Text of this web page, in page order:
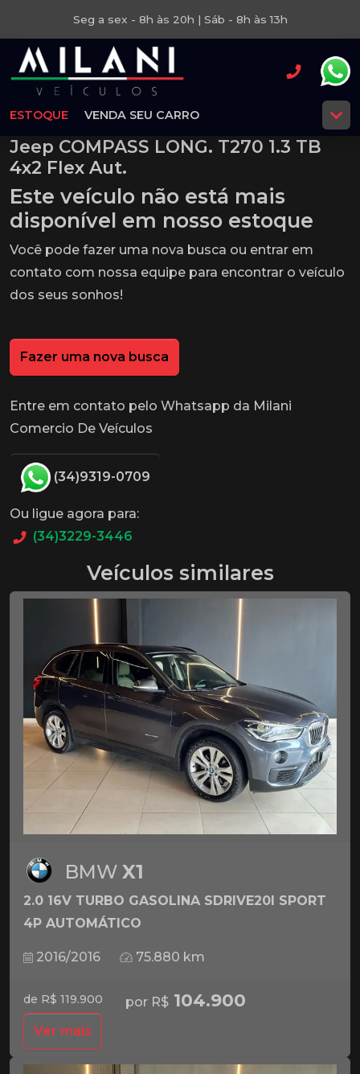
Seg a sex - 8h às 20h | Sáb - 8h às 13h
ESTOQUE VENDA SEU CARRO
Jeep COMPASS LONG. T270 1.3 TB
4x2 Flex Aut.
Este veículo não está mais
disponível em nosso estoque
Você pode fazer uma nova busca ou entrar em
contato com nossa equipe para encontrar o veículo
dos seus sonhos!
Fazer uma nova busca
Entre em contato pelo Whatsapp da Milani
Comercio De Veículos
(34)9319-0709
Ou ligue agora para:
(34)3229-3446
Veículos similares
BMW X1
2.0 16V TURBO GASOLINA SDRIVE20I SPORT
4P AUTOMÁTICO
2016/2016 75.880 km
de R$ 119.900 por R$ 104.900
Ver mais